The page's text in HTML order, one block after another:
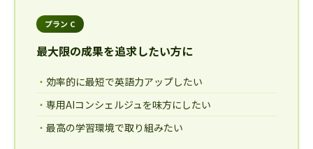
プラン C
最大限の成果を追求したい方に
効率的に最短で英語力アップしたい
専用AIコンシェルジュを味方にしたい
最高の学習環境で取り組みたい